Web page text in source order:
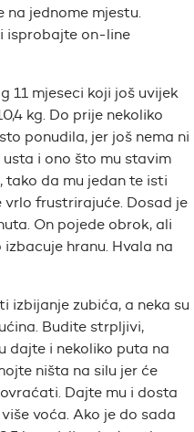
jednome mjestu.
isprobajte on-line
11 mjeseci koji još uvijek
kg. Do prije nekoliko
ponudila, jer još nema ni
i ono što mu stavim
tako da mu jedan te isti
vrlo frustrirajuće. Dosad je
On pojede obrok, ali
hranu. Hvala na
izbijanje zubića, a neka su
Budite strpljivi,
dajte i nekoliko puta na
ništa na silu jer će
Dajte mu i dosta
voća. Ako je do sada